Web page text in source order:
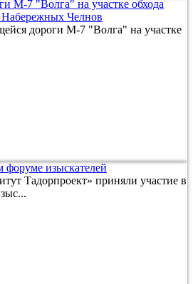
М-7 "Волга" на участке обхода
Челнов
дороги М-7 "Волга" на участке
форуме изыскателей
Тадорпроект» приняли участие в